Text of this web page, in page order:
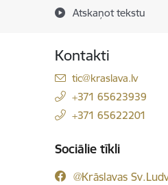
Atskaņot tekstu
Kontakti
E-pasts:
tic@kraslava.lv
+371 65623939
+371 65622201
Sociālie tīkli
@Krāslavas